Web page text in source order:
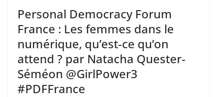
Personal Democracy Forum
France : Les femmes dans le
numérique, qu’est-ce qu’on
attend ? par Natacha Quester-
Séméon @GirlPower3
#PDFFrance